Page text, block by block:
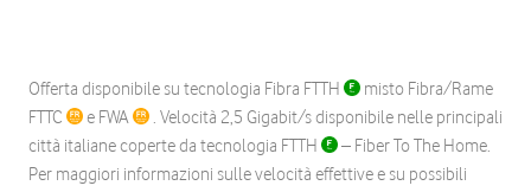
Offerta disponibile su tecnologia Fibra FTTH
misto Fibra/Rame
FTTC
e FWA
. Velocità 2,5 Gigabit/s disponibile nelle principali
città italiane coperte da tecnologia FTTH
– Fiber To The Home.
Per maggiori informazioni sulle velocità effettive e su possibili